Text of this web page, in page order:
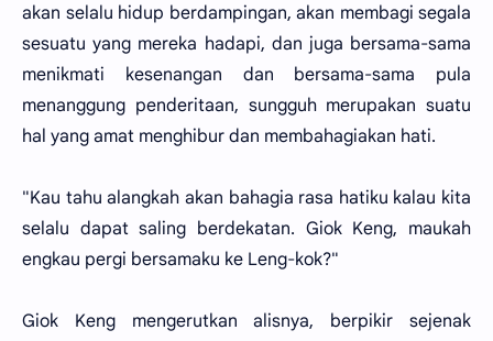
akan selalu hidup berdampingan, akan membagi segala
sesuatu yang mereka hadapi, dan juga bersama-sama
menikmati kesenangan dan bersama-sama pula
menanggung penderitaan, sungguh merupakan suatu
hal yang amat menghibur dan membahagiakan hati.
"Kau tahu alangkah akan bahagia rasa hatiku kalau kita
selalu dapat saling berdekatan. Giok Keng, maukah
engkau pergi bersamaku ke Leng-kok?"
Giok Keng mengerutkan alisnya, berpikir sejenak